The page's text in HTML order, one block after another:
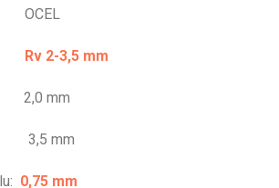
Rv 2-3,5 mm
mm
mm
0,75 mm